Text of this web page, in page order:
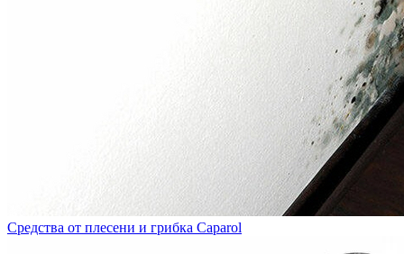
Средства от плесени и грибка Caparol